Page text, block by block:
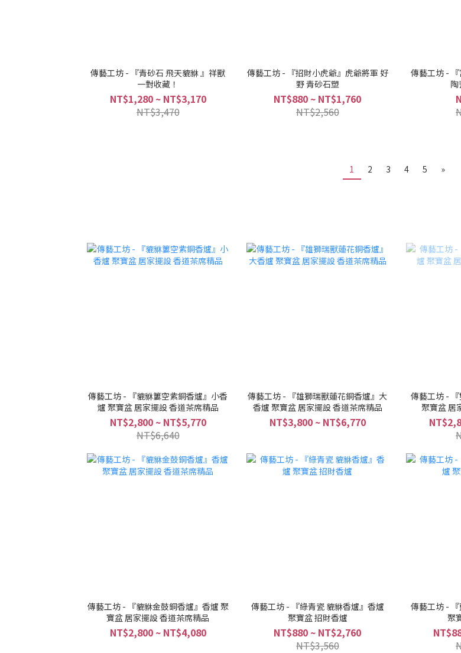
傳藝工坊 - 『青砂石 飛天貔貅 』祥獸
一對收藏！
NT$1,280 ~ NT$3,170
NT$3,470
傳藝工坊 - 『招財小虎爺』虎爺將軍 好
野 青砂石塑
NT$880 ~ NT$1,760
NT$2,560
傳藝工坊 -
陶
1 2 3 4 5 »
傳藝工坊 - 『貔貅簍空紫銅香爐』小香
爐 聚寶盆 居家擺設 香道茶席精品
NT$2,800 ~ NT$5,770
NT$6,640
傳藝工坊 - 『雄獅瑞獸蓮花銅香爐』大
香爐 聚寶盆 居家擺設 香道茶席精品
NT$3,800 ~ NT$6,770
傳藝工坊 -
聚寶盆 居
傳藝工坊 - 『貔貅金鼓銅香爐』香爐 聚
寶盆 居家擺設 香道茶席精品
NT$2,800 ~ NT$4,080
傳藝工坊 - 『綠青瓷 貔貅香爐』香爐
聚寶盆 招財香爐
NT$880 ~ NT$2,760
NT$3,560
傳藝工坊 -
聚